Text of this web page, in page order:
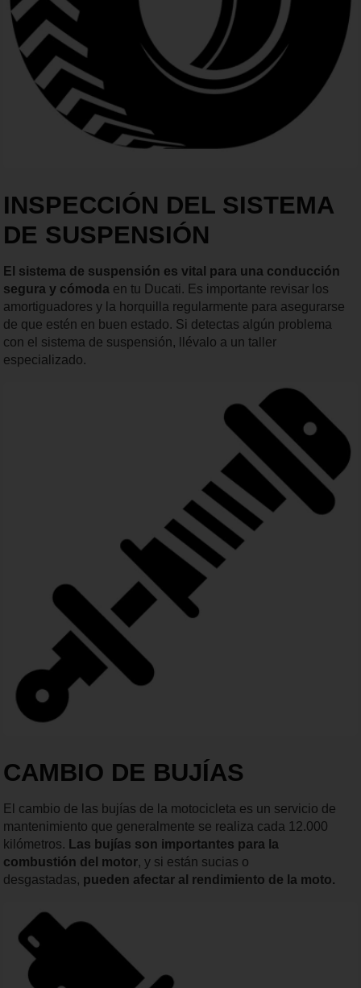
INSPECCIÓN DEL SISTEMA
DE SUSPENSIÓN
El sistema de suspensión es vital para una conducción
segura y cómoda en tu Ducati. Es importante revisar los
amortiguadores y la horquilla regularmente para asegurarse
de que estén en buen estado. Si detectas algún problema
con el sistema de suspensión, llévalo a un taller
especializado.
CAMBIO DE BUJÍAS
El cambio de las bujías de la motocicleta es un servicio de
mantenimiento que generalmente se realiza cada 12.000
kilómetros. Las bujías son importantes para la
combustión del motor, y si están sucias o
desgastadas, pueden afectar al rendimiento de la moto.